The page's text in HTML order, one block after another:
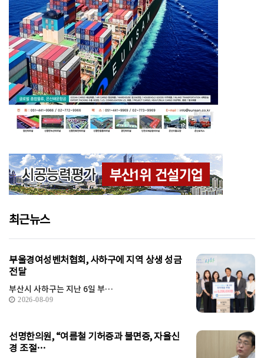
최근뉴스
부울경여성벤처협회, 사하구에 지역 상생 성금
전달
부산시 사하구는 지난 6일 부…
2026-08-09
선명한의원, “여름철 기허증과 불면증, 자율신
경 조절…